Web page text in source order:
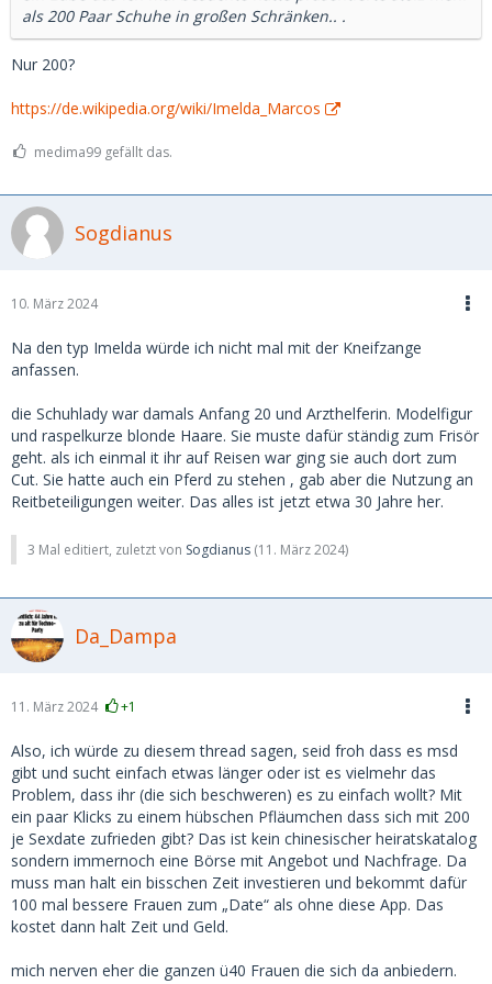
will sich schon gerne Ankacken oder die "Fresse richtig
polieren" lassen als Babe. Da ist das doch eher die falsche
Platform, nicht wahr?
Bleibt zu letzt das Maulen dieser speziellen SB-Kategorie,
zum ausgemachten Date erscheinen
Tja, das ist dann eben das Risiko, wenn man 500 bis 1000
Euro für das erste Date aufruft als SB und dann tatsächlich
glaubt, dass der SD das bezahlt oder überhaupt kommt.
als 200 Paar Schuhe in großen Schränken.. .
Nur 200?
https://de.wikipedia.org/wiki/Imelda_Marcos
medima99 gefällt das.
Sogdianus
10. März 2024
Na den typ Imelda würde ich nicht mal mit der Kneifzange
anfassen.
die Schuhlady war damals Anfang 20 und Arzthelferin. Modelfigur
und raspelkurze blonde Haare. Sie muste dafür ständig zum Frisör
geht. als ich einmal it ihr auf Reisen war ging sie auch dort zum
Cut. Sie hatte auch ein Pferd zu stehen , gab aber die Nutzung an
Reitbeteiligungen weiter. Das alles ist jetzt etwa 30 Jahre her.
3 Mal editiert, zuletzt von Sogdianus (11. März 2024)
Da_Dampa
11. März 2024 +1
Also, ich würde zu diesem thread sagen, seid froh dass es msd
gibt und sucht einfach etwas länger oder ist es vielmehr das
Problem, dass ihr (die sich beschweren) es zu einfach wollt? Mit
ein paar Klicks zu einem hübschen Pfläumchen dass sich mit 200
je Sexdate zufrieden gibt? Das ist kein chinesischer heiratskatalog
sondern immernoch eine Börse mit Angebot und Nachfrage. Da
muss man halt ein bisschen Zeit investieren und bekommt dafür
100 mal bessere Frauen zum „Date“ als ohne diese App. Das
kostet dann halt Zeit und Geld.
mich nerven eher die ganzen ü40 Frauen die sich da anbiedern.